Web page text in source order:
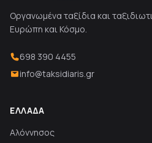
Οργανωμένα ταξίδια και
Ευρώπη και Κόσμο.
698 390 4455
info@taksidiaris.gr
ΕΛΛΆΔΑ
Αλόννησος